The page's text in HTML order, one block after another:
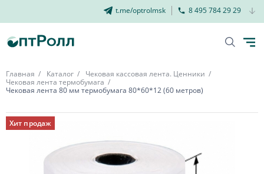
t.me/optrolmsk 8 495 784 29 29
Главная Каталог
Чековая кассовая лента. Ценники
Чековая лента термобумага
Чековая лента 80 мм термобумага 80*60*12 (60 метров)
Хит продаж